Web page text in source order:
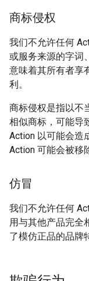
商标侵权
我们不允许任何
或服务来源的字词
意味着其所有者享
利。
商标侵权是指以不
相似商标，可能导
Action 以可能会造
Action 可能会被移
仿冒
我们不允许任何
用与其他产品完全
了模仿正品的品牌